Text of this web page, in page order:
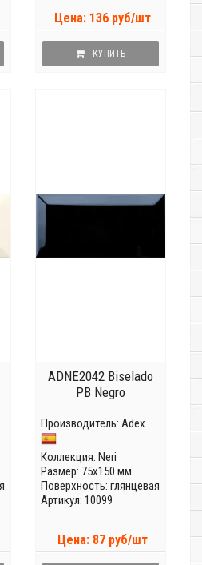
Цена: 136 руб/шт
КУПИТЬ
ADNE2042 Biselado
PB Negro
Производитель: Adex
Коллекция: Neri
Размер: 75x150 мм
Поверхность: глянцевая
Артикул: 10099
Цена: 87 руб/шт